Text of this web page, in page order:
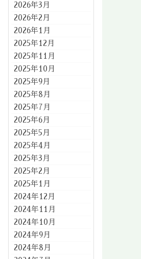
2026年3月
2026年2月
2026年1月
2025年12月
2025年11月
2025年10月
2025年9月
2025年8月
2025年7月
2025年6月
2025年5月
2025年4月
2025年3月
2025年2月
2025年1月
2024年12月
2024年11月
2024年10月
2024年9月
2024年8月